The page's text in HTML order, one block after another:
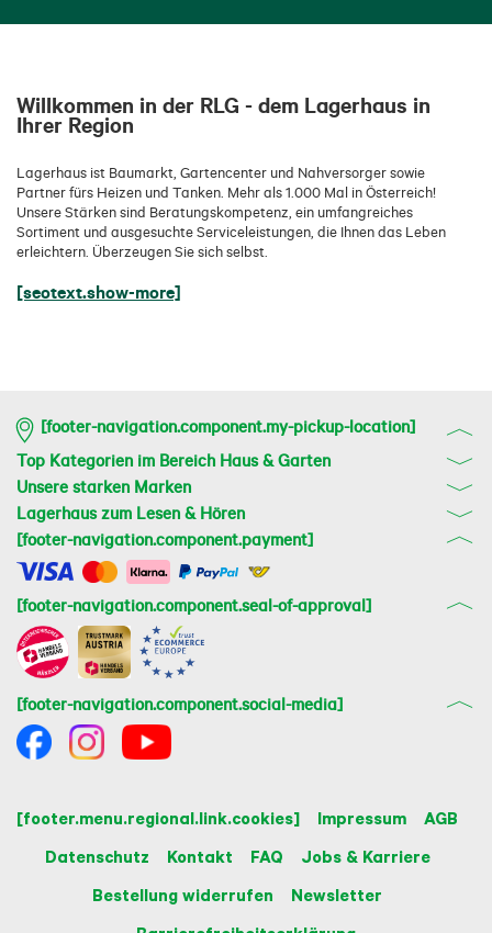
Willkommen in der RLG - dem Lagerhaus in
Ihrer Region
Lagerhaus ist Baumarkt, Gartencenter und Nahversorger sowie
Partner fürs Heizen und Tanken. Mehr als 1.000 Mal in Österreich!
Unsere Stärken sind Beratungskompetenz, ein umfangreiches
Sortiment und ausgesuchte Serviceleistungen, die Ihnen das Leben
erleichtern. Überzeugen Sie sich selbst.
[seotext.show-more]
[footer-navigation.component.my-pickup-location]
Top Kategorien im Bereich Haus & Garten
Unsere starken Marken
Lagerhaus zum Lesen & Hören
[footer-navigation.component.payment]
[footer-navigation.component.seal-of-approval]
[footer-navigation.component.social-media]
[footer.menu.regional.link.cookies] Impressum
AGB
Datenschutz
Kontakt FAQ
Jobs & Karriere
Bestellung widerrufen
Newsletter